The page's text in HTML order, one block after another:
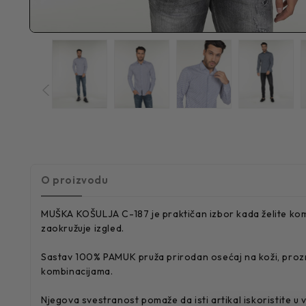
O proizvodu
MUŠKA KOŠULJA C-187 je praktičan izbor kada želite
zaokružuje izgled.
Sastav 100% PAMUK pruža prirodan osećaj na koži,
kombinacijama.
Njegova svestranost pomaže da isti artikal iskoristite u